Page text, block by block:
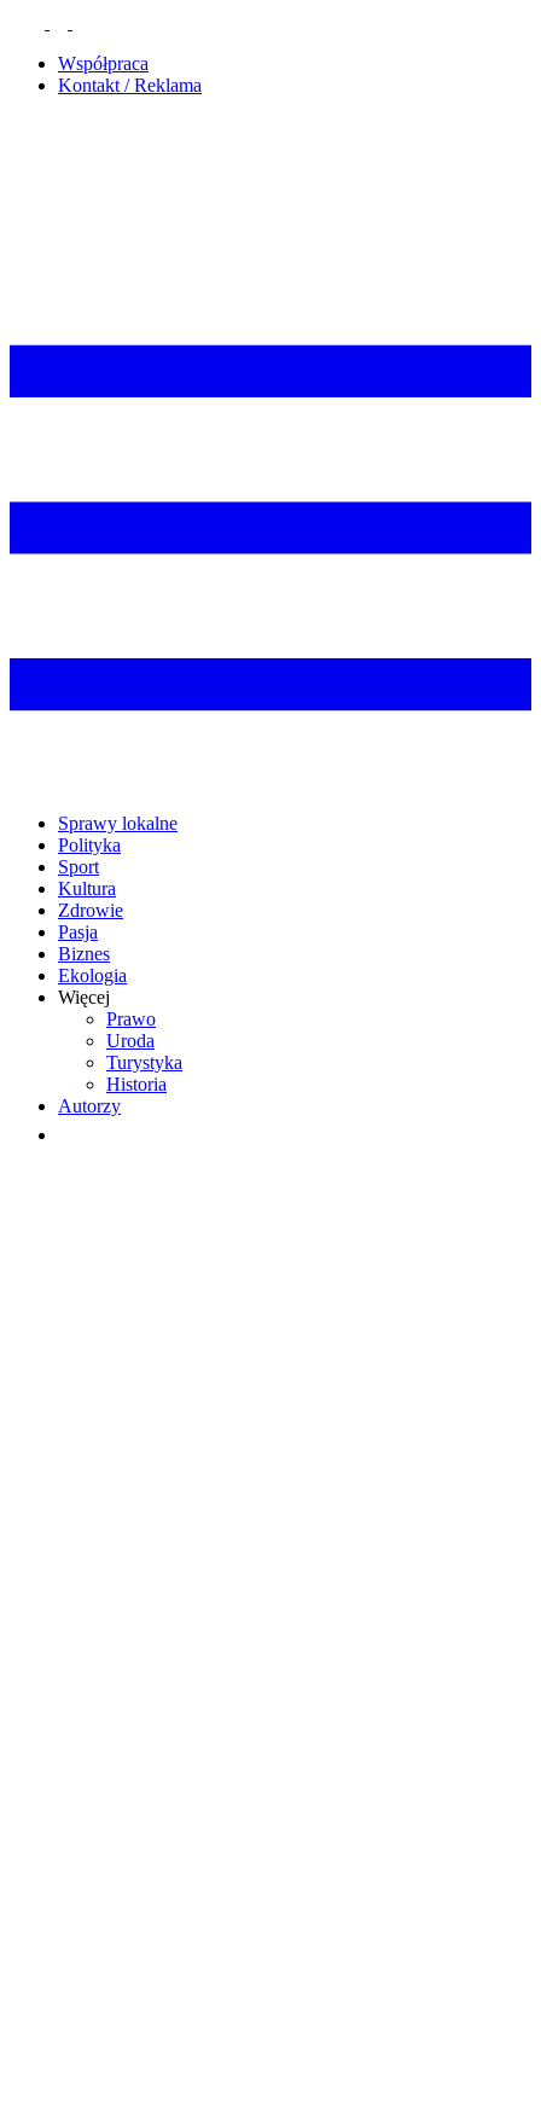
Współpraca
Kontakt / Reklama
Sprawy lokalne
Polityka
Sport
Kultura
Zdrowie
Pasja
Biznes
Ekologia
Więcej
Prawo
Uroda
Turystyka
Historia
Autorzy